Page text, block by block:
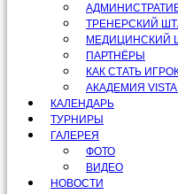
ТРЕНЕРСКИЙ
МЕДИЦИНСКИЙ
ПАРТНЁРЫ
КАК СТАТЬ
АКАДЕМИЯ VISTA
КАЛЕНДАРЬ
ТУРНИРЫ
ГАЛЕРЕЯ
ФОТО
ВИДЕО
НОВОСТИ